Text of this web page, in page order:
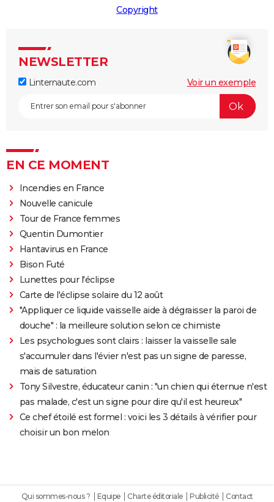
Copyright
NEWSLETTER
Linternaute.com Voir un exemple
EN CE MOMENT
Incendies en France
Nouvelle canicule
Tour de France femmes
Quentin Dumontier
Hantavirus en France
Bison Futé
Lunettes pour l'éclipse
Carte de l'éclipse solaire du 12 août
"Appliquer ce liquide vaisselle aide à dégraisser la paroi de
douche" : la meilleure solution selon ce chimiste
Les psychologues sont clairs : laisser la vaisselle sale
s'accumuler dans l'évier n'est pas un signe de paresse,
mais de saturation
Tony Silvestre, éducateur canin : "un chien qui éternue n'est
pas malade, c'est un signe pour dire qu'il est heureux"
Ce chef étoilé est formel : voici les 3 détails à vérifier pour
choisir un bon melon
Qui sommes-nous ? Equipe Charte éditoriale Publicité Contact